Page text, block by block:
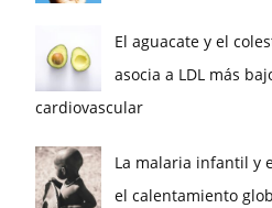
El aguacate y el
asocia a LDL más
cardiovascular
La malaria infantil y
el calentamiento